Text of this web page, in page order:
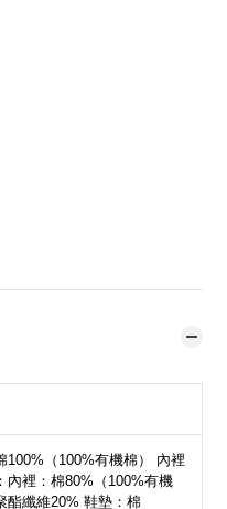
100%（100%有機棉） 內裡
內裡：棉80%（100%有機
酯纖維20% 鞋墊：棉